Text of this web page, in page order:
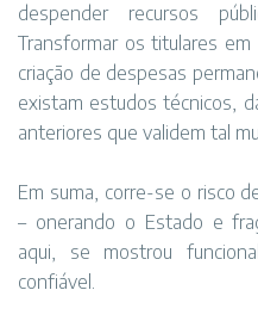
despender recursos
Transformar os titulares em
criação de despesas
existam estudos técnicos,
anteriores que validem tal
Em suma, corre-se o risco
– onerando o Estado e
aqui, se mostrou
confiável.